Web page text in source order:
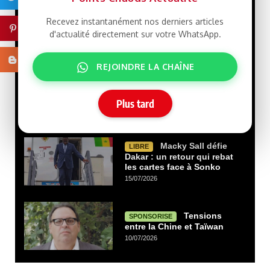
Blogger
de l’histoire de la cause
palestinienne depuis la
porte de Gaza.
LIBRE
Que veut le
Président Ghazwani?
21/07/2026
LIBRE
Macky Sall défie
Dakar : un retour qui rebat
les cartes face à Sonko
15/07/2026
SPONSORISE
Tensions
entre la Chine et Taïwan
10/07/2026
Recevez instantanément nos derniers articles
d'actualité directement sur votre WhatsApp.
REJOINDRE LA CHAÎNE
Plus tard